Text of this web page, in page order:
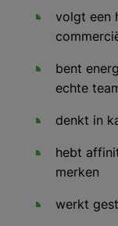
volgt een
bent
echte
denkt in
hebt
merken
werkt